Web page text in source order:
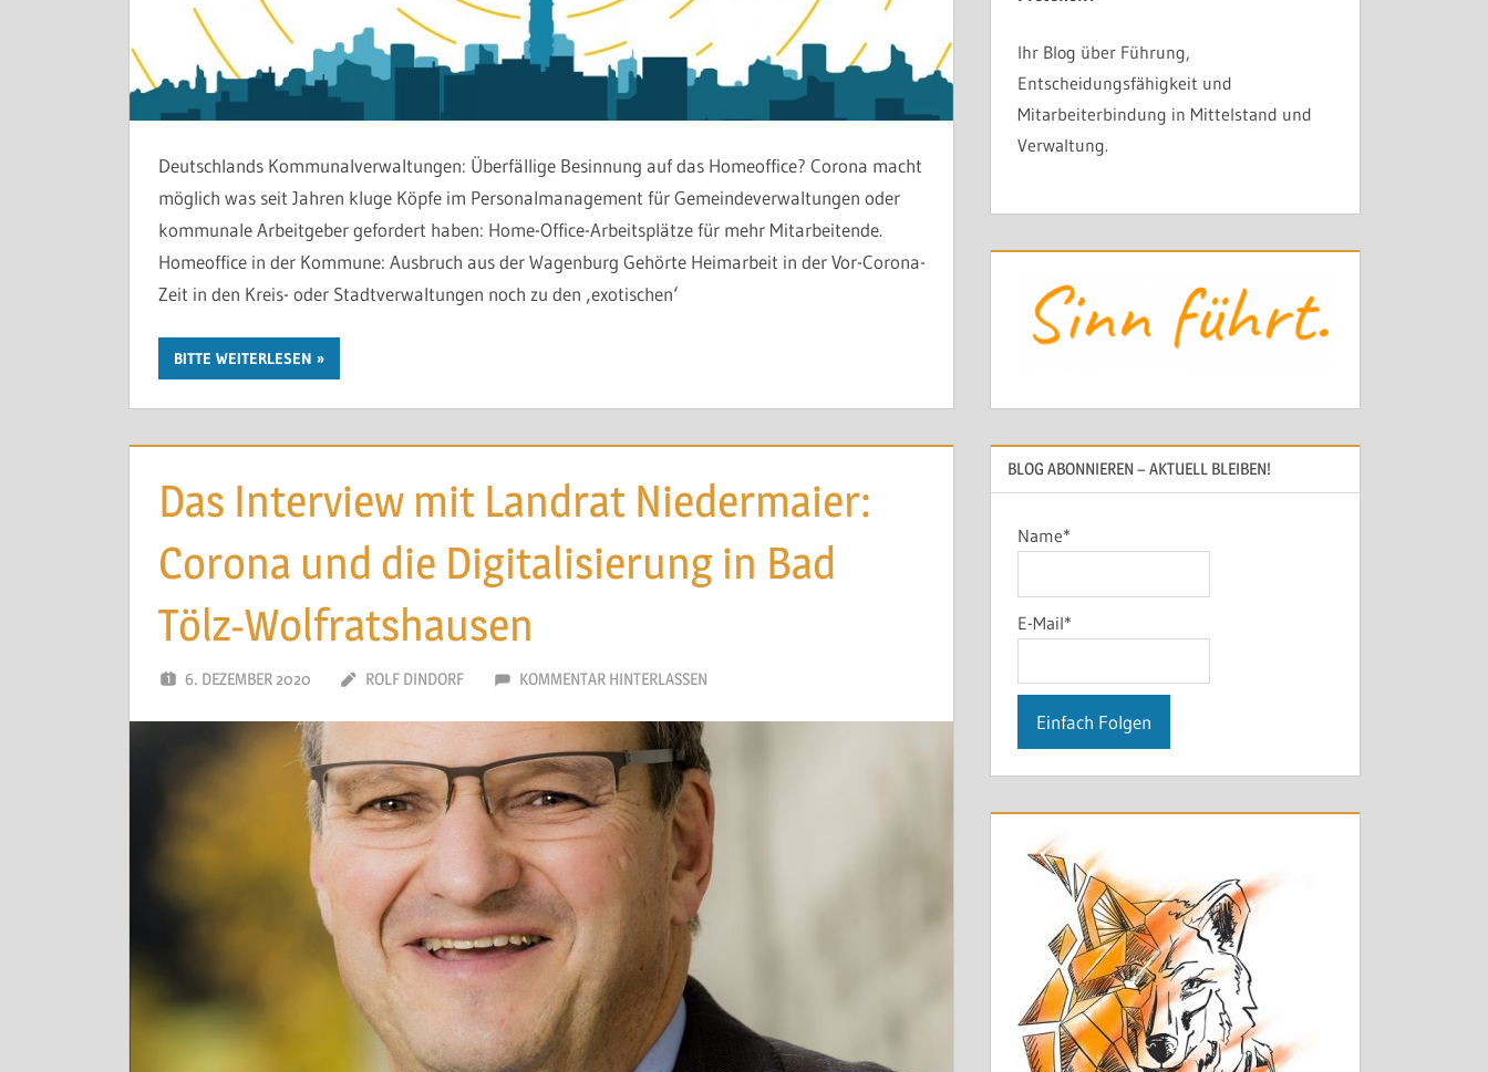
Deutschlands Kommunalverwaltungen: Überfällige Besinnung auf das Homeoffice? Corona macht
möglich was seit Jahren kluge Köpfe im Personalmanagement für Gemeindeverwaltungen oder
kommunale Arbeitgeber gefordert haben: Home-Office-Arbeitsplätze für mehr Mitarbeitende.
Homeoffice in der Kommune: Ausbruch aus der Wagenburg Gehörte Heimarbeit in der Vor-Corona-
Zeit in den Kreis- oder Stadtverwaltungen noch zu den ‚exotischen‘
BITTE WEITERLESEN
Das Interview mit Landrat Niedermaier:
Corona und die Digitalisierung in Bad
Tölz-Wolfratshausen
6. DEZEMBER 2020 ROLF DINDORF KOMMENTAR HINTERLASSEN
Ihr Blog über Führung,
Entscheidungsfähigkeit und
Mitarbeiterbindung in Mittelstand und
Verwaltung.
BLOG ABONNIEREN – AKTUELL BLEIBEN!
Name*
E-Mail*
Es liegt daran, dass niemand geklärt hat, wer wirklich entscheiden darf – und was
danach verbindlich gilt.
Eine Führungsklausur nach dem
klärt genau das. In einem oder zwei Tagen.
Gespräch anfragen